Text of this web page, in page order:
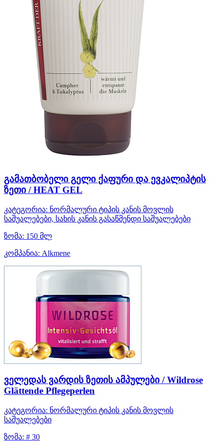
გამათბობელი გელი ქაფური და ევკალიპტის
ზეთი / HEAT GEL
კატეგორია: ნორმალური ტიპის კანის მოვლის
საშუალებები, სახის კანის გასაწმენდი საშუალებები
ზომა: 150 მლ
კომპანია: Alkmene
ველედას ვარდის ზეთის ამპულები / Wildrose
Glättende Pflegeperlen
კატეგორია: ნორმალური ტიპის კანის მოვლის
საშუალებები
ზომა: # 30